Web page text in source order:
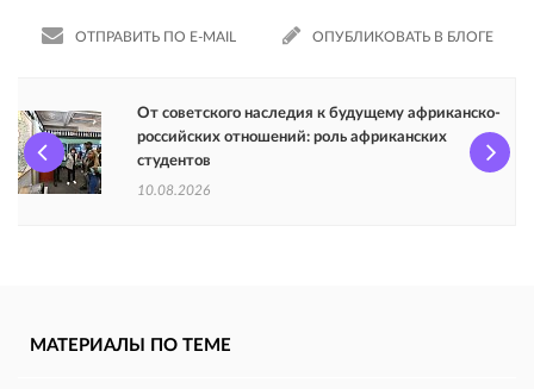
ОТПРАВИТЬ ПО E-MAIL ОПУБЛИКОВАТЬ В БЛОГЕ
От советского наследия к будущему африканско-
российских отношений: роль африканских
студентов
10.08.2026
МАТЕРИАЛЫ ПО ТЕМЕ